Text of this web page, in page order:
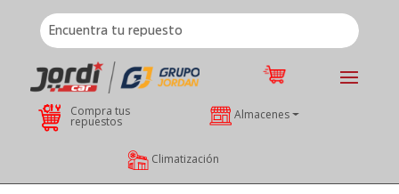
Compra tus
repuestos Almacenes
Climatización